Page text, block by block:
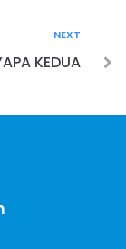
NEXT
KEDUA